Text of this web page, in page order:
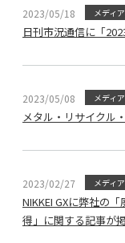
2023/05/18 メディ
日刊市況通信に「
2023/05/08 メディ
メタル・リサイクル
2023/02/27 メディ
NIKKEI GXに弊社の
得」に関する記事が